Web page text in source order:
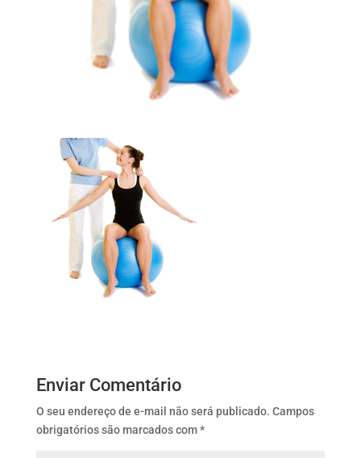
Enviar Comentário
O seu endereço de e-mail não será publicado. Campos
obrigatórios são marcados com*